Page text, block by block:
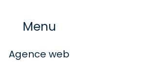
Menu
Agence web